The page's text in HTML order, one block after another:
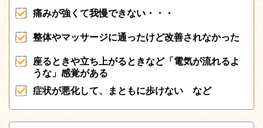
痛みが強くて我慢できない・・・
整体やマッサージに通ったけど改善されなかった
座るときや立ち上がるときなど「電気が流れるよ
うな」感覚がある
症状が悪化して、まともに歩けない など